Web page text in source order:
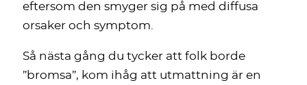
eftersom den smyger sig på med diffusa
orsaker och symptom.
Så nästa gång du tycker att folk borde
”bromsa”, kom ihåg att utmattning är en